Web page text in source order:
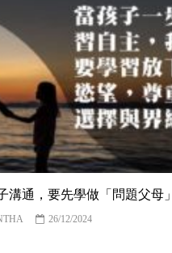
溝通，要先學做「問題父母
26/12/2024